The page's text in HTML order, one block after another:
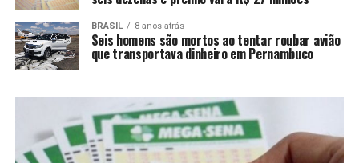
BRASIL 8 anos atrás
Seis homens são mortos ao tentar roubar avião
que transportava dinheiro em Pernambuco